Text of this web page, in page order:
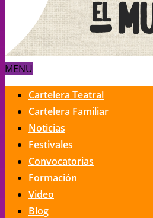
MENU
Cartelera Teatral
Cartelera Familiar
Noticias
Festivales
Convocatorias
Formación
Video
Blog